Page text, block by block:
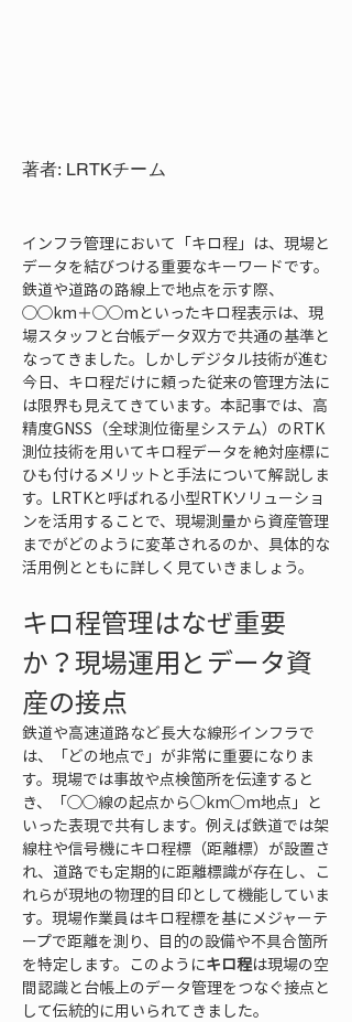
著者: LRTKチーム
インフラ管理において「キロ程」は、現場と
データを結びつける重要なキーワードです。
鉄道や道路の路線上で地点を示す際、
◯◯km＋◯◯mといったキロ程表示は、現
場スタッフと台帳データ双方で共通の基準と
なってきました。しかしデジタル技術が進む
今日、キロ程だけに頼った従来の管理方法に
は限界も見えてきています。本記事では、高
精度GNSS（全球測位衛星システム）のRTK
測位技術を用いてキロ程データを絶対座標に
ひも付けるメリットと手法について解説しま
す。LRTKと呼ばれる小型RTKソリューショ
ンを活用することで、現場測量から資産管理
までがどのように変革されるのか、具体的な
活用例とともに詳しく見ていきましょう。
キロ程管理はなぜ重要
か？現場運用とデータ資
産の接点
鉄道や高速道路など長大な線形インフラで
は、「どの地点で」が非常に重要になりま
す。現場では事故や点検箇所を伝達すると
き、「◯◯線の起点から◯km◯m地点」と
いった表現で共有します。例えば鉄道では架
線柱や信号機にキロ程標（距離標）が設置さ
れ、道路でも定期的に距離標識が存在し、こ
れらが現地の物理的目印として機能していま
す。現場作業員はキロ程標を基にメジャーテ
ープで距離を測り、目的の設備や不具合箇所
を特定します。このようにキロ程は現場の空
間認識と台帳上のデータ管理をつなぐ接点と
して伝統的に用いられてきました。